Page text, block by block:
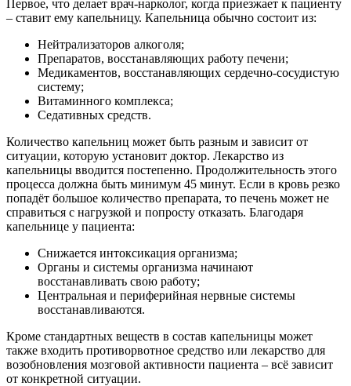
Первое, что делает врач-нарколог, когда приезжает к пациенту
– ставит ему капельницу. Капельница обычно состоит из:
Нейтрализаторов алкоголя;
Препаратов, восстанавляющих работу печени;
Медикаментов, восстанавляющих сердечно-сосудистую
систему;
Витаминного комплекса;
Седативных средств.
Количество капельниц может быть разным и зависит от
ситуации, которую установит доктор. Лекарство из
капельницы вводится постепенно. Продолжительность этого
процесса должна быть минимум 45 минут. Если в кровь резко
попадёт большое количество препарата, то печень может не
справиться с нагрузкой и попросту отказать. Благодаря
капельнице у пациента:
Снижается интоксикация организма;
Органы и системы организма начинают
восстанавливать свою работу;
Центральная и периферийная нервные системы
восстанавливаются.
Кроме стандартных веществ в состав капельницы может
также входить противорвотное средство или лекарство для
возобновления мозговой активности пациента – всё зависит
от конкретной ситуации.